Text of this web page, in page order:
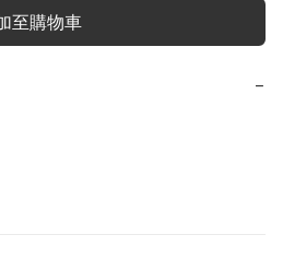
至購物車
−